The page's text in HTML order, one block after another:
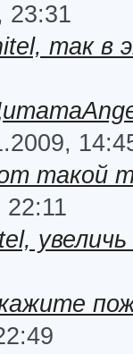
23:31
так в
такой
22:11